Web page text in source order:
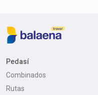
Pedasí
Combinados
Rutas